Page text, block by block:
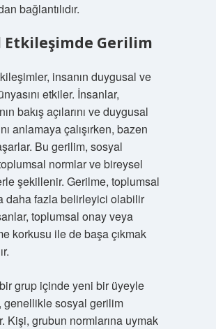
bağlantılıdır.
Etkileşimde Gerilim
insanın duygusal ve
etkiler. İnsanlar,
bakış açılarını ve duygusal
anlamaya çalışırken, bazen
Bu gerilim, sosyal
normlar ve bireysel
şekillenir. Gerilme, toplumsal
daha fazla belirleyici olabilir
toplumsal onay veya
korkusu ile de başa çıkmak
grup içinde yeni bir üyeyle
genellikle sosyal gerilim
Kişi, grubun normlarına uymak